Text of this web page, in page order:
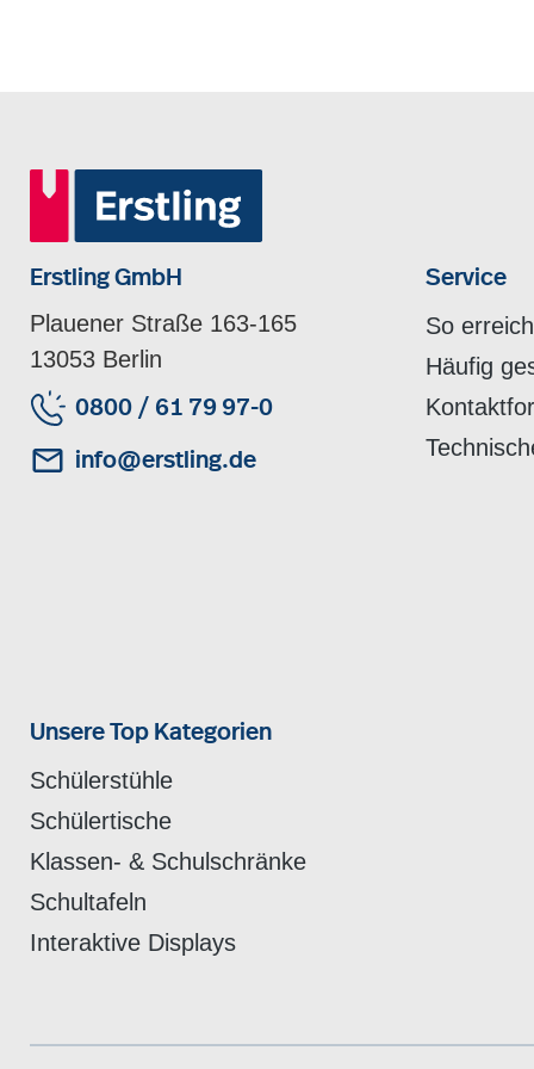
Erstling GmbH
Plauener Straße 163-165
13053 Berlin
0800 / 61 79 97-0
info@erstling.de
Service
So
Häufig
Unsere Top Kategorien
Schülerstühle
Schülertische
Klassen- & Schulschränke
Schultafeln
Interaktive Displays